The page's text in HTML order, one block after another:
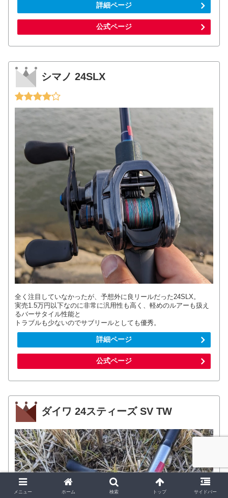
詳細ページ
公式ページ
シマノ 24SLX
全く注目していなかったが、予想外に良リールだった24SLX。
実売1.5万円以下なのに非常に汎用性も高く、軽めのルアーも扱え
るバーサタイル性能と
トラブルも少ないのでサブリールとしても優秀。
詳細ページ
公式ページ
ダイワ 24スティーズ SV TW
メニュー ホーム 検索 トップ サイドバー